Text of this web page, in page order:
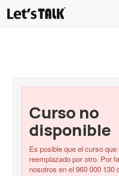
Curso no
disponible
Es posible que el curso
reemplazado por otro. Por
nosotros en el 960 000 130